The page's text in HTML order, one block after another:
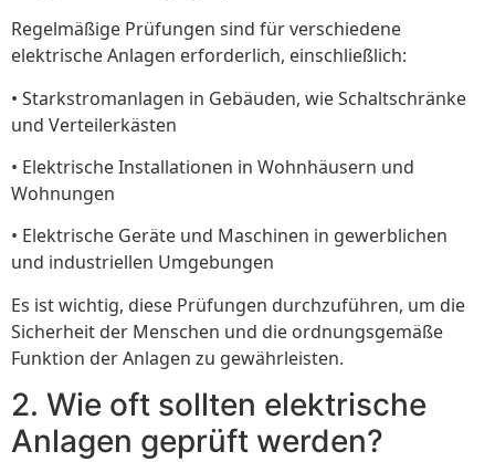
Regelmäßige Prüfungen sind für verschiedene
elektrische Anlagen erforderlich, einschließlich:
• Starkstromanlagen in Gebäuden, wie Schaltschränke
und Verteilerkästen
• Elektrische Installationen in Wohnhäusern und
Wohnungen
• Elektrische Geräte und Maschinen in gewerblichen
und industriellen Umgebungen
Es ist wichtig, diese Prüfungen durchzuführen, um die
Sicherheit der Menschen und die ordnungsgemäße
Funktion der Anlagen zu gewährleisten.
2. Wie oft sollten elektrische
Anlagen geprüft werden?